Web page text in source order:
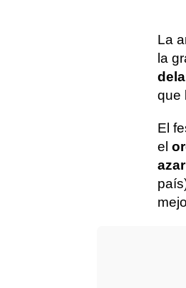
La
la
que
El
el
azar